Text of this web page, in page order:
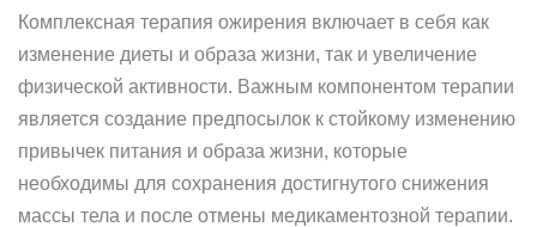
Комплексная терапия ожирения включает в себя как
изменение диеты и образа жизни, так и увеличение
физической активности. Важным компонентом терапии
является создание предпосылок к стойкому изменению
привычек питания и образа жизни, которые
необходимы для сохранения достигнутого снижения
массы тела и после отмены медикаментозной терапии.